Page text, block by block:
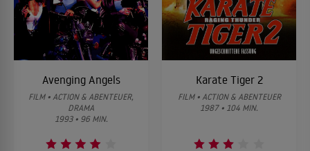
Avenging Angels
FILM • ACTION & ABENTEUER,
DRAMA
1993 • 96 MIN.
Karate Tiger 2
FILM • ACTION & ABENTEUER
1987 • 104 MIN.